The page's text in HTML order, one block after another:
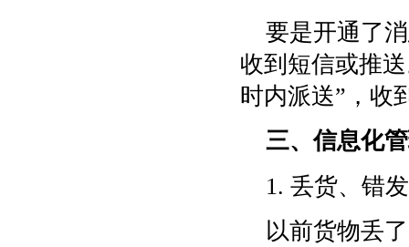
要是开通了
收到短信或推
时内派送”，收
三、信息化
1. 丢货、错
以前货物丢